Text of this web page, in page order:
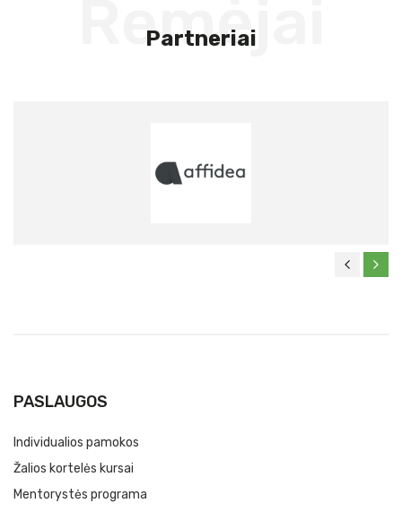
Remėjai
Partneriai
PASLAUGOS
Individualios pamokos
Žalios kortelės kursai
Mentorystės programa